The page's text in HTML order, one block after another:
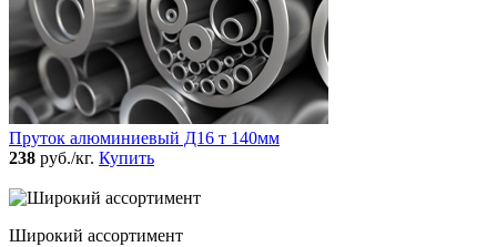
Пруток алюминиевый Д16 т 140мм
238 руб./кг. Купить
Широкий ассортимент